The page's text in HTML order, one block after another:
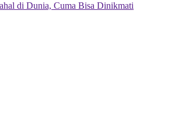
di Dunia, Cuma Bisa Dinikmati